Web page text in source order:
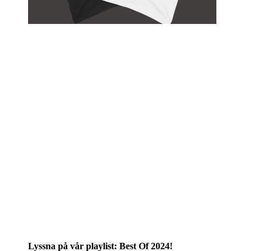
Lyssna på vår playlist: Best Of 2024!